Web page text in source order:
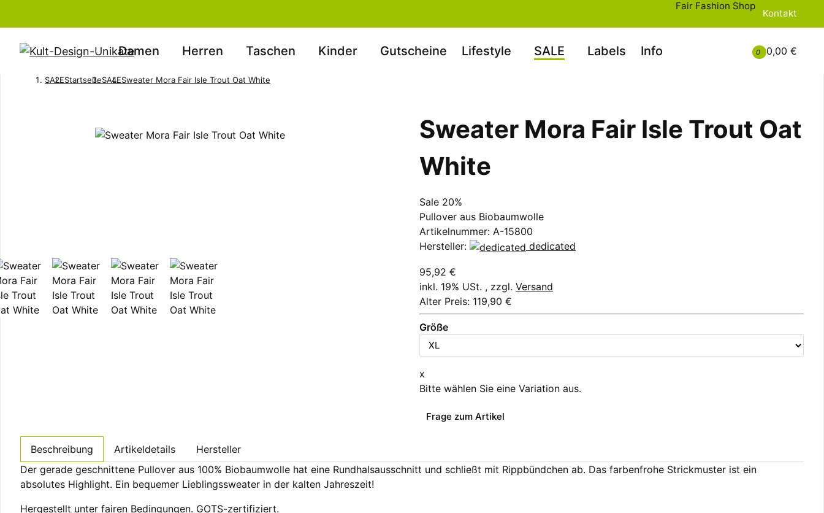
Kontakt
Fair Fashion Shop
0 0,00 €
Damen Herren Taschen Kinder Gutscheine Lifestyle SALE Labels Info
SALEStartseiteSALESweater Mora Fair Isle Trout Oat White
Sweater Mora Fair Isle Trout Oat
White
Sale 20%
Pullover aus Biobaumwolle
Artikelnummer: A-15800
Hersteller:
dedicated
95,92 €
inkl. 19% USt. , zzgl. Versand
Alter Preis: 119,90 €
Größe
x
Bitte wählen Sie eine Variation aus.
Frage zum Artikel
Beschreibung Artikeldetails
Hersteller
Der gerade geschnittene Pullover aus 100% Biobaumwolle hat eine Rundhalsausschnitt und schließt mit Rippbündchen ab. Das farbenfrohe Strickmuster ist ein
absolutes Highlight. Ein bequemer Lieblingssweater in der kalten Jahreszeit!
Hergestellt unter fairen Bedingungen. GOTS-zertifiziert.